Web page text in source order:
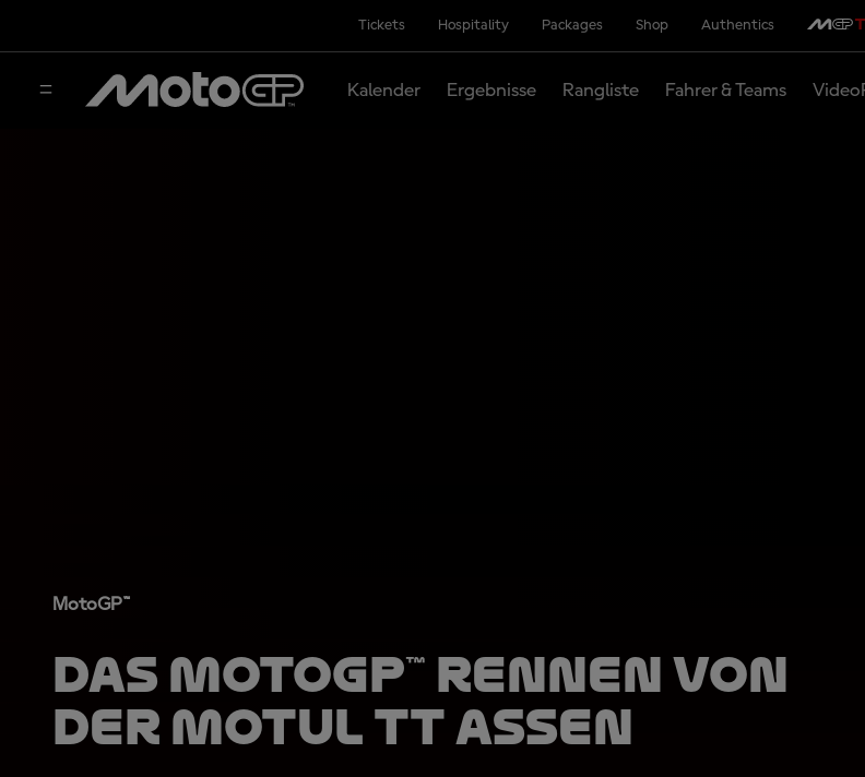
Tickets Hospitality Packages Shop Authentics
Kalender Ergebnisse Rangliste Fahrer & Teams
MotoGP™
Das MotoGP™ Rennen von
der Motul TT Assen